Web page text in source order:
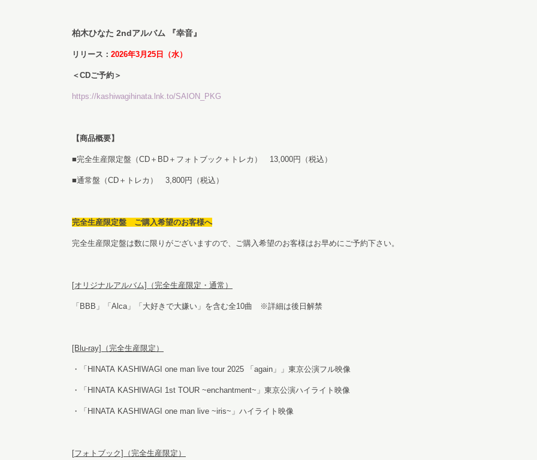
柏木ひなた 2ndアルバム 『幸音』
リリース： 2026年3月25日（水）
＜CDご予約＞
https://kashiwagihinata.lnk.to/SAION_PKG
【商品概要】
■完全生産限定盤（CD＋BD＋フォトブック＋トレカ） 13,000円（税込）
■通常盤（CD＋トレカ） 3,800円（税込）
完全生産限定盤 ご購入希望のお客様へ
完全生産限定盤は数に限りがございますので、ご購入希望のお客様はお早めにご予約下さい。
[オリジナルアルバム]（完全生産限定・通常）
「BBB」「Alca」「大好きで大嫌い」を含む全10曲 ※詳細は後日解禁
[Blu-ray] （完全生産限定）
・「HINATA KASHIWAGI one man live tour 2025 「again」」東京公演フル映像
・「HINATA KASHIWAGI 1st TOUR ~enchantment~」東京公演ハイライト映像
・「HINATA KASHIWAGI one man live ~iris~」ハイライト映像
[フォトブック]（完全生産限定）